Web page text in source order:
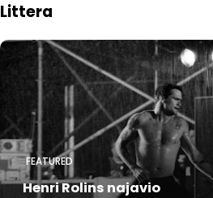
Littera
FEATURED
Henri Rolins najavio